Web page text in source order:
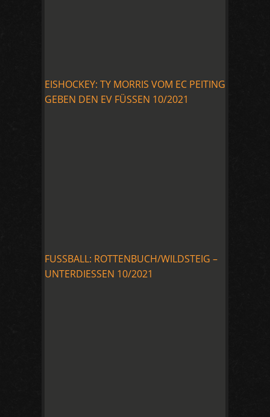
EISHOCKEY: TY MORRIS VOM EC PEITING
GEBEN DEN EV FÜSSEN 10/2021
FUSSBALL: ROTTENBUCH/WILDSTEIG –
UNTERDIESSEN 10/2021